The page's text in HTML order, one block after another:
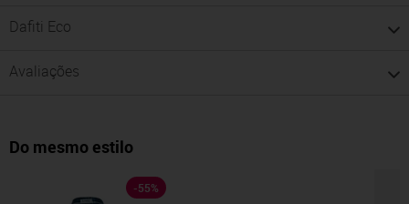
Dafiti Eco
Avaliações
Do mesmo estilo
-55%